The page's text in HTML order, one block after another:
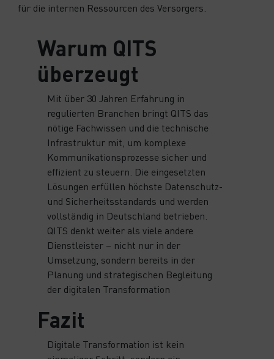
für die internen Ressourcen des Versorgers.
Warum QITS
überzeugt
Mit über 30 Jahren Erfahrung in
regulierten Branchen bringt QITS das
nötige Fachwissen und die technische
Infrastruktur mit, um komplexe
Kommunikationsprozesse sicher und
effizient zu steuern. Die eingesetzten
Lösungen erfüllen höchste Datenschutz-
und Sicherheitsstandards und werden
vollständig in Deutschland betrieben.
QITS denkt weiter als viele andere
Dienstleister – nicht nur in der
Umsetzung, sondern bereits in der
Planung und strategischen Begleitung
der digitalen Transformation
Fazit
Digitale Transformation ist kein